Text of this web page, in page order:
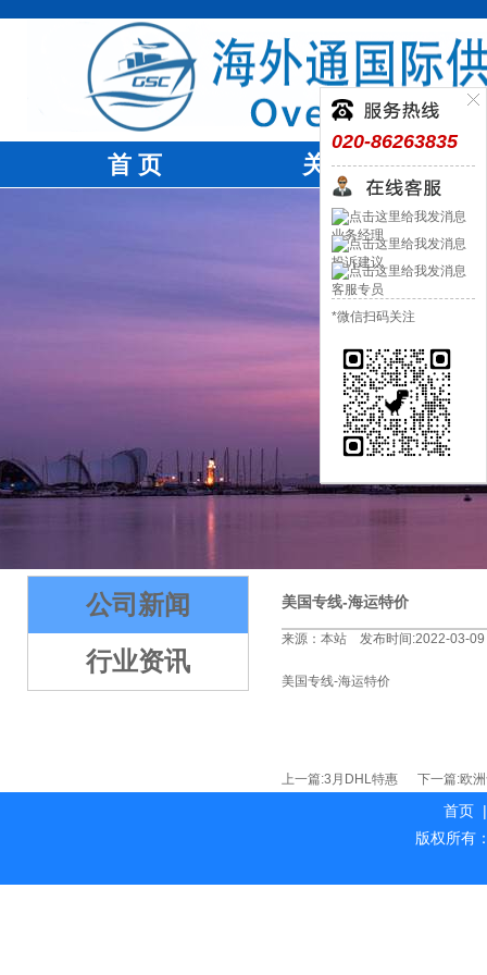
020-86263835
业务经理
投诉建议
客服专员
*微信扫码关注
首 页 关于我们
公司新闻
行业资讯
美国专线-海运特价
来源：本站 发布时间:2022-03-
美国专线-海运特价
上一篇:3月DHL特惠 下一篇:欧
首页 |
版权所有